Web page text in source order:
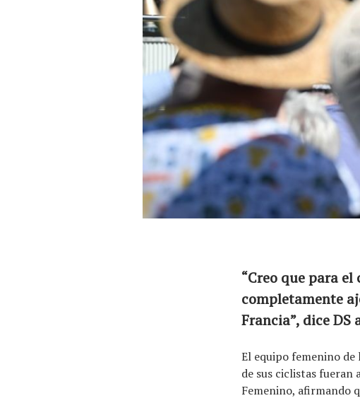
“Creo que para
completamente
Francia”, dice DS
El equipo femenino de
de sus ciclistas fueran
Femenino, afirmando